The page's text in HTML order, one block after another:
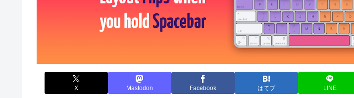
X Mastodon Facebook はてブ LINE